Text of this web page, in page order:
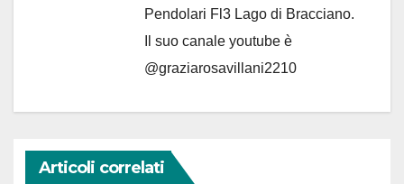
Pendolari Fl3 Lago di Bracciano.
Il suo canale youtube è
@graziarosavillani2210
Articoli correlati